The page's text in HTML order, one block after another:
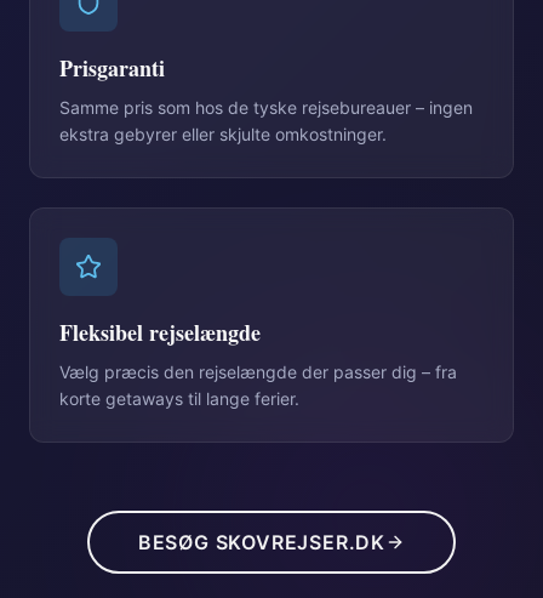
Prisgaranti
Samme pris som hos de tyske rejsebureauer – ingen
ekstra gebyrer eller skjulte omkostninger.
Fleksibel rejselængde
Vælg præcis den rejselængde der passer dig – fra
korte getaways til lange ferier.
BESØG SKOVREJSER.DK